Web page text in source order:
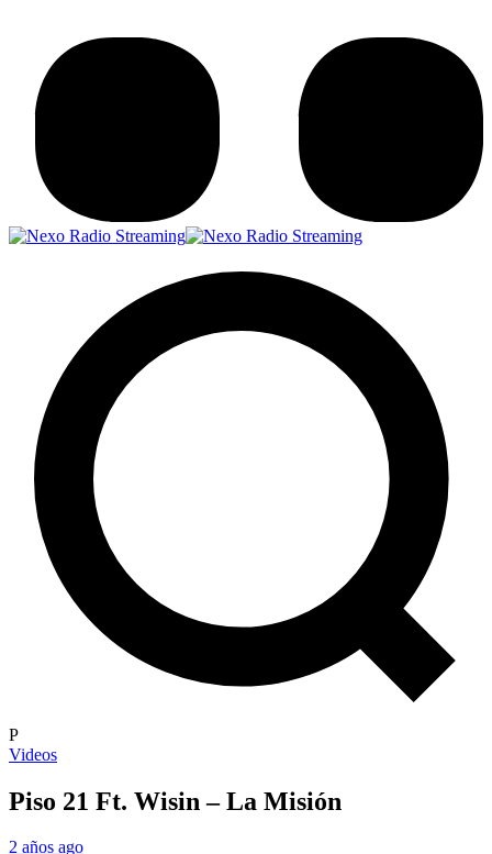
P
Videos
Piso 21 Ft. Wisin – La Misión
2 años ago